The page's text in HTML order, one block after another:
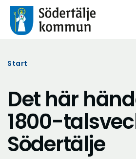
Start
Det här
1800-
Södertälje